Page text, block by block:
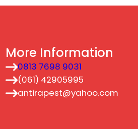
More Information
0813 7698 9031
(061) 42905995
antirapest@yahoo.com